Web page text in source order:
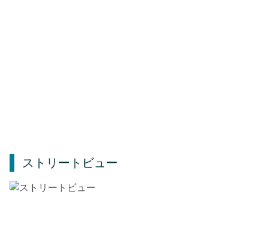
ストリートビュー